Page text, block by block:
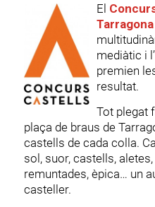
El
Tarragona
mediàtic i
premien
resultat.
Tot plegat
plaça de braus de
castells de cada colla.
sol, suor, castells,
remuntades, èpica… un
casteller.